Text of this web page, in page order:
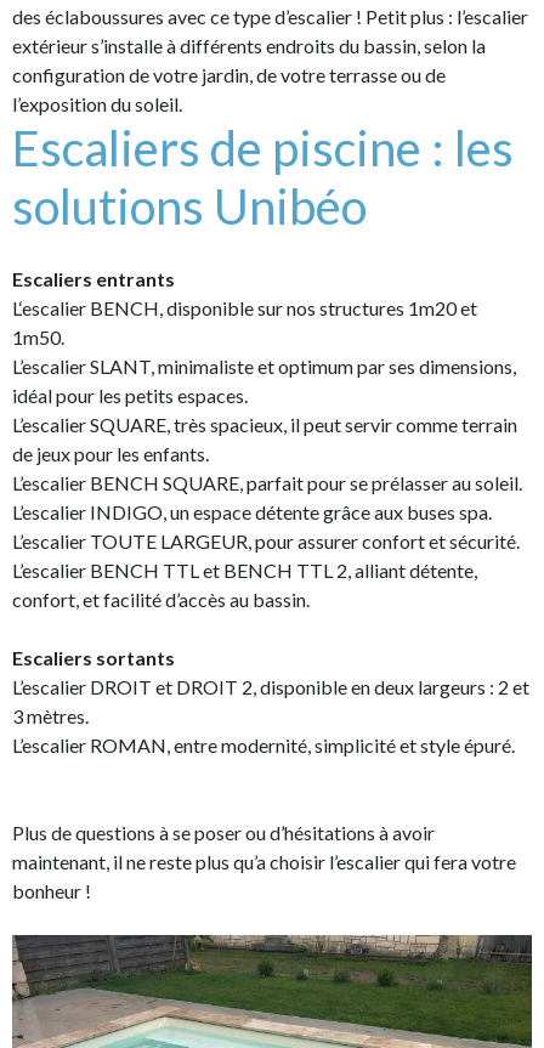
des éclaboussures avec ce type d’escalier ! Petit plus : l’escalier
extérieur s’installe à différents endroits du bassin, selon la
configuration de votre jardin, de votre terrasse ou de
l’exposition du soleil.
Escaliers de piscine : les
solutions Unibéo
Escaliers entrants
L‘escalier BENCH, disponible sur nos structures 1m20 et
1m50.
L’escalier SLANT, minimaliste et optimum par ses dimensions,
idéal pour les petits espaces.
L’escalier SQUARE, très spacieux, il peut servir comme terrain
de jeux pour les enfants.
L’escalier BENCH SQUARE, parfait pour se prélasser au soleil.
L’escalier INDIGO, un espace détente grâce aux buses spa.
L’escalier TOUTE LARGEUR, pour assurer confort et sécurité.
L’escalier BENCH TTL et BENCH TTL 2, alliant détente,
confort, et facilité d’accès au bassin.
Escaliers sortants
L’escalier DROIT et DROIT 2, disponible en deux largeurs : 2 et
3 mètres.
L’escalier ROMAN, entre modernité, simplicité et style épuré.
Plus de questions à se poser ou d’hésitations à avoir
maintenant, il ne reste plus qu’a choisir l’escalier qui fera votre
bonheur !